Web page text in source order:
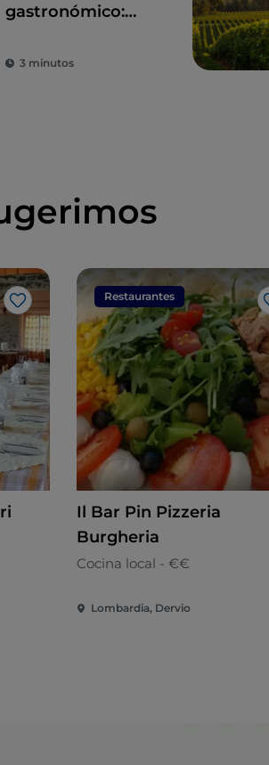
gastronómico:
descubrir los
3 minutos
Me gusta
Restaurantes
Il Bar Pin Pizzeria
Burgheria
Cocina local - €€
Lombardia, Dervio